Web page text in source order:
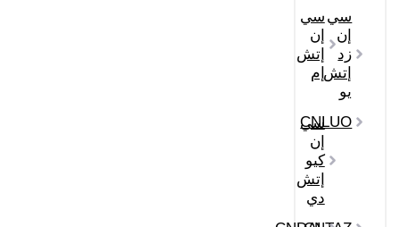
سي
إن
زد
إتش
يو
سي
إن
إتش
إم
CNLUO
سي
إن
كيو
إتش
دي